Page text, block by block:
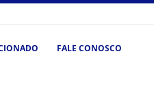
FALE CONOSCO